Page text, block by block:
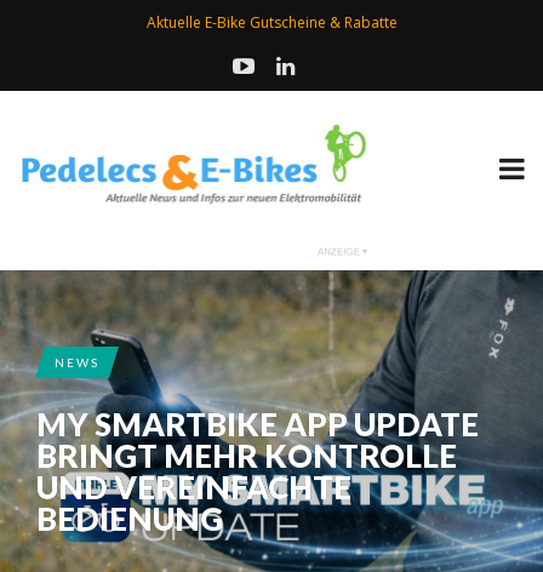
Aktuelle E-Bike Gutscheine & Rabatte
NEWS
MY SMARTBIKE APP UPDATE
BRINGT MEHR KONTROLLE
UND VEREINFACHTE
BEDIENUNG